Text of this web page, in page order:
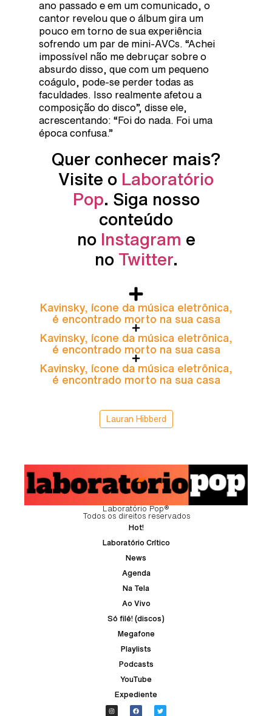
ano passado e em um comunicado, o
cantor revelou que o álbum gira um
pouco em torno de sua experiência
sofrendo um par de mini-AVCs. “Achei
impossível não me debruçar sobre o
absurdo disso, que com um pequeno
coágulo, pode-se perder todas as
faculdades. Isso realmente afetou a
composição do disco”, disse ele,
acrescentando: “Foi do nada. Foi uma
época confusa.”
Quer conhecer mais?
Visite o Laboratório
Pop. Siga nosso
conteúdo
no Instagram e
no Twitter.
Kavinsky, ícone da música eletrônica,
é encontrado morto na sua casa
Kavinsky, ícone da música eletrônica,
é encontrado morto na sua casa
Kavinsky, ícone da música eletrônica,
é encontrado morto na sua casa
Lauran Hibberd
Laboratório Pop®
Todos os direitos reservados
Hot!
Laboratório Crítico
News
Agenda
Na Tela
Ao Vivo
Só filé! (discos)
Megafone
Playlists
Podcasts
YouTube
Expediente